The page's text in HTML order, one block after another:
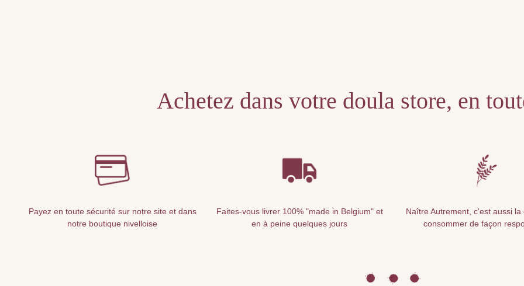
Achetez dans votre doula store, en
Payez en toute sécurité sur notre site et dans
notre boutique nivelloise
Faites-vous livrer 100% "made in Belgium" et
en à peine quelques jours
Naître Autrement, c'est aussi la
consommer de façon